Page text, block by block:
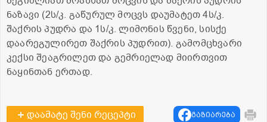
ნაზავი (2ს/კ. გაწურულ მოცვს დაუმატეთ 4ს/კ.
შაქრის პუდრა და 1ს/კ. ლიმონის წვენი, სისქე
დაარეგულირეთ შაქრის პუდრით). გამომცხვარი
კექსი შეაგრილეთ და გემრიელად მიირთვით
ნაყინთან ერთად.
დაამატე შენი რეცეპტი გაზიარება